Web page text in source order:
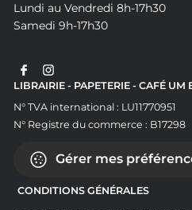
Lundi au Vendredi 8h-17h30
Samedi 9h-17h30
LIBRAIRIE - PAPETERIE - CAFÉ UM
N° TVA international : LU11770951
N° Registre du commerce : B17298
Gérer mes
CONDITIONS GÉNÉRALES